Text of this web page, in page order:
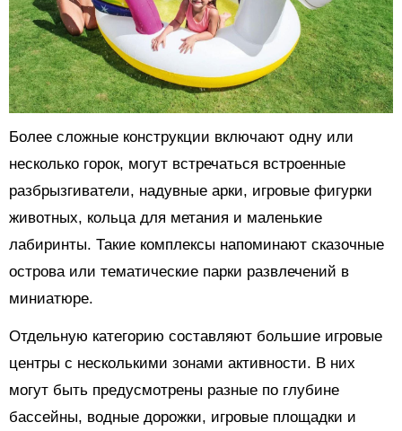
Более сложные конструкции включают одну или
несколько горок, могут встречаться встроенные
разбрызгиватели, надувные арки, игровые фигурки
животных, кольца для метания и маленькие
лабиринты. Такие комплексы напоминают сказочные
острова или тематические парки развлечений в
миниатюре.
Отдельную категорию составляют большие игровые
центры с несколькими зонами активности. В них
могут быть предусмотрены разные по глубине
бассейны, водные дорожки, игровые площадки и